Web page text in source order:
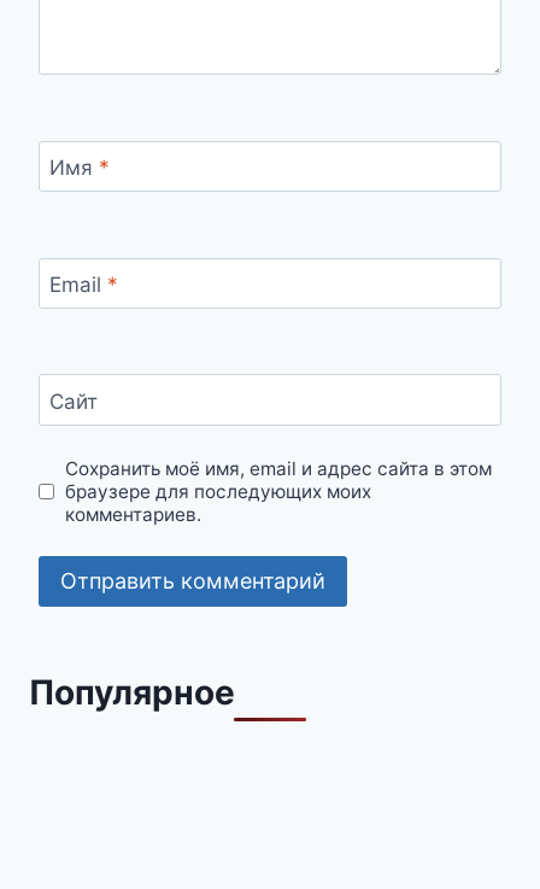
Имя *
Email *
Сайт
Сохранить моё имя, email и адрес сайта в этом
браузере для последующих моих
комментариев.
Популярное